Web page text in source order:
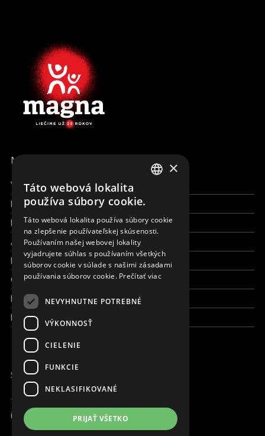
Slovensko
MENU
Všetky formy pomoci
Financie a reporty
Pracujte s nami
Aktuálne
Kto sme
Čo robíme
Kde robíme
Kontaktujte nás
SME ONLINE
+421 917 827 827
info@magna.org
CZECH
FRENCH
×
Táto webová lokalita
používa súbory cookie.
Táto webová lokalita používa súbory cookie
na zlepšenie používateľskej skúsenosti.
Používaním našej webovej lokality
vyjadrujete súhlas s používaním všetkých
súborov cookie v súlade s našimi zásadami
používania súborov cookie. Prečítať viac
NEVYHNUTNE POTREBNÉ
VÝKONNOSŤ
CIELENIE
FUNKCIE
NEKLASIFIKOVANÉ
PRIJAŤ VŠETKO